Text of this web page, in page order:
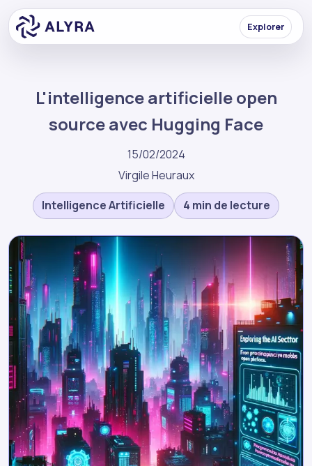
Explorer
L'intelligence artificielle open
source avec Hugging Face
15/02/2024
Virgile Heuraux
Intelligence Artificielle
4 min de lecture